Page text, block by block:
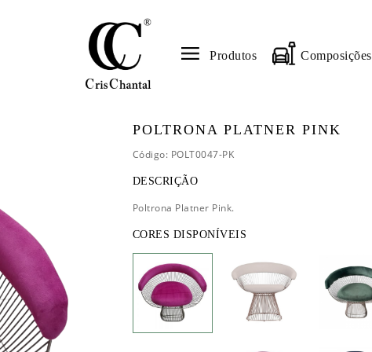
Produtos Composições
POLTRONA PLATNER PINK
Código: POLT0047-PK
DESCRIÇÃO
Poltrona Platner Pink.
CORES DISPONÍVEIS